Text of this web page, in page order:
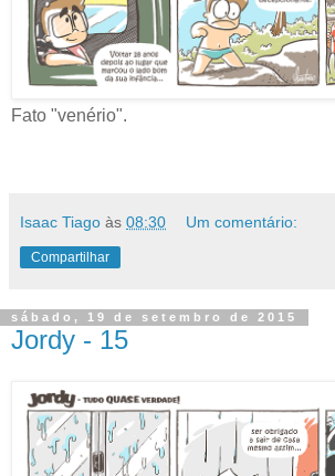
Fato "venério".
Isaac Tiago às 08:30 Um comentário:
Compartilhar
sábado, 19 de setembro de 2015
Jordy - 15